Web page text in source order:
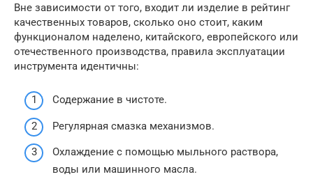
Вне зависимости от того, входит ли изделие в рейтинг
качественных товаров, сколько оно стоит, каким
функционалом наделено, китайского, европейского или
отечественного производства, правила эксплуатации
инструмента идентичны:
Содержание в чистоте.
Регулярная смазка механизмов.
Охлаждение с помощью мыльного раствора,
воды или машинного масла.